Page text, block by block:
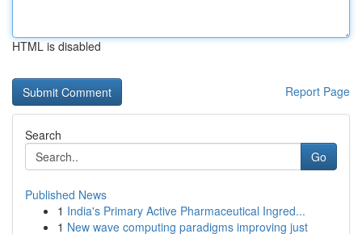
HTML is disabled
Report Page
Search
Go
Published News
1 India's Primary Active Pharmaceutical Ingred...
1 New wave computing paradigms improving just